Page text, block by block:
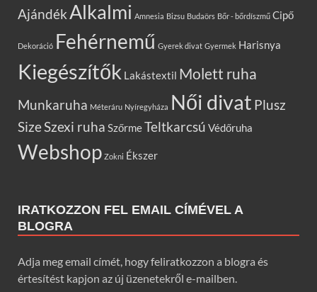
AjándékAlkalmi Amnesia Bizsu Budaörs Bőr - bőrdíszmű Cipő
Dekoráció Fehérnemű Gyerek divat Gyermek Harisnya
Kiegészítők Lakástextil Molett ruha
Munkaruha Méteráru Nyíregyháza Női divat Plusz
SizeSzexi ruha SzőrmeTeltkarcsú Védőruha
Webshop Zokni Ékszer
IRATKOZZON FEL EMAIL CÍMÉVEL A
BLOGRA
Adja meg email címét, hogy feliratkozzon a blogra és
értesítést kapjon az új üzenetekről e-mailben.